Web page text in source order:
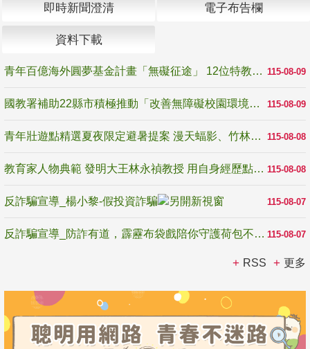
即時新聞澄清 電子布告欄
資料下載
115-08-09
青年百億海外圓夢基金計畫「無礙征途」 12位特教與弱勢青年勇闖西班牙 跨越感官限制見證生命蛻變
115-08-09
國教署補助22縣市積極推動「改善無障礙校園環境計畫」 打造友善、安全、無礙學習空間
115-08-08
青年壯遊點精選夏夜限定避暑提案 漫天蝠影、竹林尋蛙、茶香夜觀 邀青年暮色出發
115-08-08
教育家人物典範 發明大王林永禎教授 用自身經歷點亮學生的路
115-08-07
反詐騙宣導_楊小黎-假投資詐騙
115-08-07
反詐騙宣導_防詐有道，霹靂布袋戲陪你守護荷包不受騙
RSS 更多